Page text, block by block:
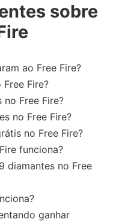
sobre
ao Free Fire?
Fire?
no Free Fire?
no Free Fire?
no Free Fire?
funciona?
diamantes no Free
ganhar